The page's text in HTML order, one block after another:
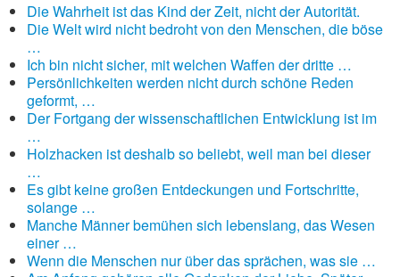
Die Wahrheit ist das Kind der Zeit, nicht der Autorität.
Die Welt wird nicht bedroht von den Menschen, die böse
…
Ich bin nicht sicher, mit welchen Waffen der dritte …
Persönlichkeiten werden nicht durch schöne Reden
geformt, …
Der Fortgang der wissenschaftlichen Entwicklung ist im
…
Holzhacken ist deshalb so beliebt, weil man bei dieser
…
Es gibt keine großen Entdeckungen und Fortschritte,
solange …
Manche Männer bemühen sich lebenslang, das Wesen
einer …
Wenn die Menschen nur über das sprächen, was sie …